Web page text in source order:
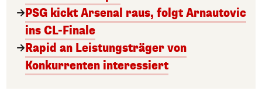
PSG kickt Arsenal raus, folgt Arnautovic
ins CL-Finale
Rapid an Leistungsträger von
Konkurrenten interessiert